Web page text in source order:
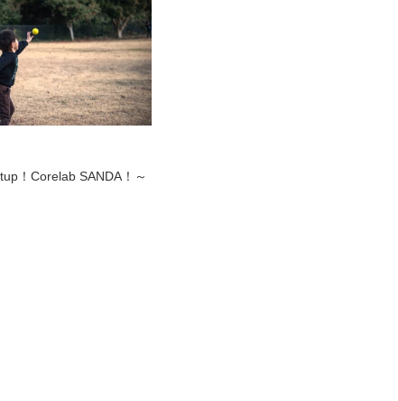
！Corelab SANDA！～